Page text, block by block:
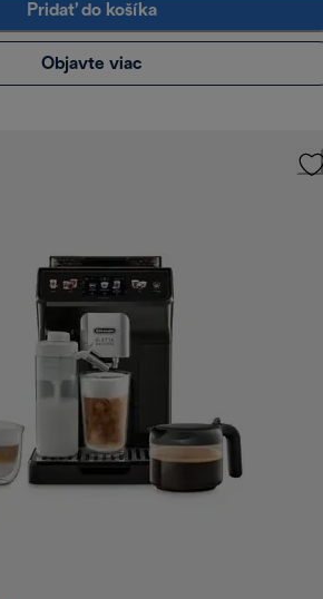
Pridať do košíka
Objavte viac